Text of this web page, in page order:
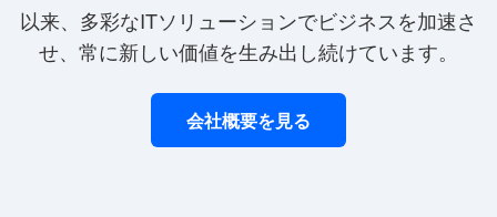
以来、多彩なITソリューションでビジネスを加速さ
せ、常に新しい価値を生み出し続けています。
会社概要を見る